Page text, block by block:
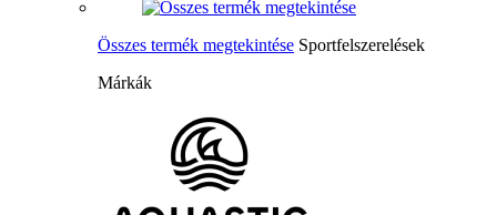
Összes termék megtekintése Sportfelszerelések
Márkák